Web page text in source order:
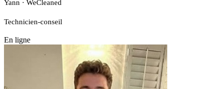
Yann · WeCleaned
Technicien-conseil
En ligne